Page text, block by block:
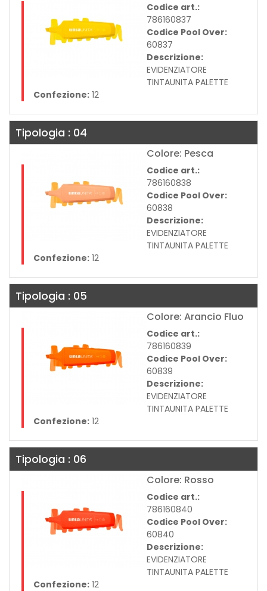
Codice art.:
786160837
Codice Pool Over:
60837
Descrizione:
EVIDENZIATORE
TINTAUNITA PALETTE
Confezione: 12
Tipologia : 04
Colore: Pesca
Codice art.:
786160838
Codice Pool Over:
60838
Descrizione:
EVIDENZIATORE
TINTAUNITA PALETTE
Confezione: 12
Tipologia : 05
Colore: Arancio Fluo
Codice art.:
786160839
Codice Pool Over:
60839
Descrizione:
EVIDENZIATORE
TINTAUNITA PALETTE
Confezione: 12
Tipologia : 06
Colore: Rosso
Codice art.:
786160840
Codice Pool Over:
60840
Descrizione:
EVIDENZIATORE
TINTAUNITA PALETTE
Confezione: 12